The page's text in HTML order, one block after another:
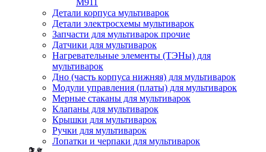
M911
Детали корпуса мультиварок
Детали электросхемы мультиварок
Запчасти для мультиварок прочие
Датчики для мультиварок
Нагревательные элементы (ТЭНы) для
мультиварок
Дно (часть корпуса нижняя) для мультиварок
Модули управления (платы) для мультиварок
Мерные стаканы для мультиварок
Клапаны для мультиварок
Крышки для мультиварок
Ручки для мультиварок
Лопатки и черпаки для мультиварок